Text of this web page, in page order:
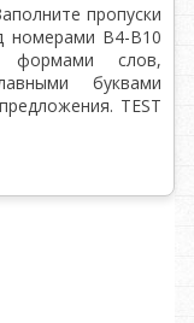
пропуски
номерами В4-В10
формами слов,
буквами
TEST